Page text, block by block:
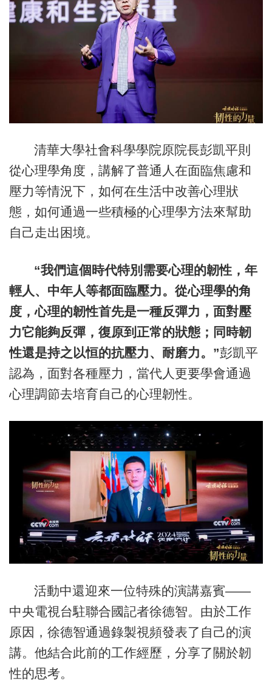
清華大學社會科學學院原院長彭凱平則
從心理學角度，講解了普通人在面臨焦慮和
壓力等情況下，如何在生活中改善心理狀
態，如何通過一些積極的心理學方法來幫助
自己走出困境。
“我們這個時代特別需要心理的韌性，年
輕人、中年人等都面臨壓力。從心理學的角
度，心理的韌性首先是一種反彈力，面對壓
力它能夠反彈，復原到正常的狀態；同時韌
性還是持之以恒的抗壓力、耐磨力。”彭凱平
認為，面對各種壓力，當代人更要學會通過
心理調節去培育自己的心理韌性。
活動中還迎來一位特殊的演講嘉賓——
中央電視台駐聯合國記者徐德智。由於工作
原因，徐德智通過錄製視頻發表了自己的演
講。他結合此前的工作經歷，分享了關於韌
性的思考。